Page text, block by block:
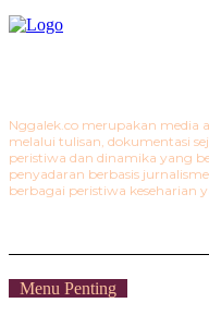
Nggalek.co merupakan media
melalui tulisan, dokumentasi
peristiwa dan dinamika yang
penyadaran berbasis
berbagai peristiwa keseharian
Menu Penting